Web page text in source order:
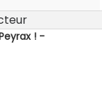
! -